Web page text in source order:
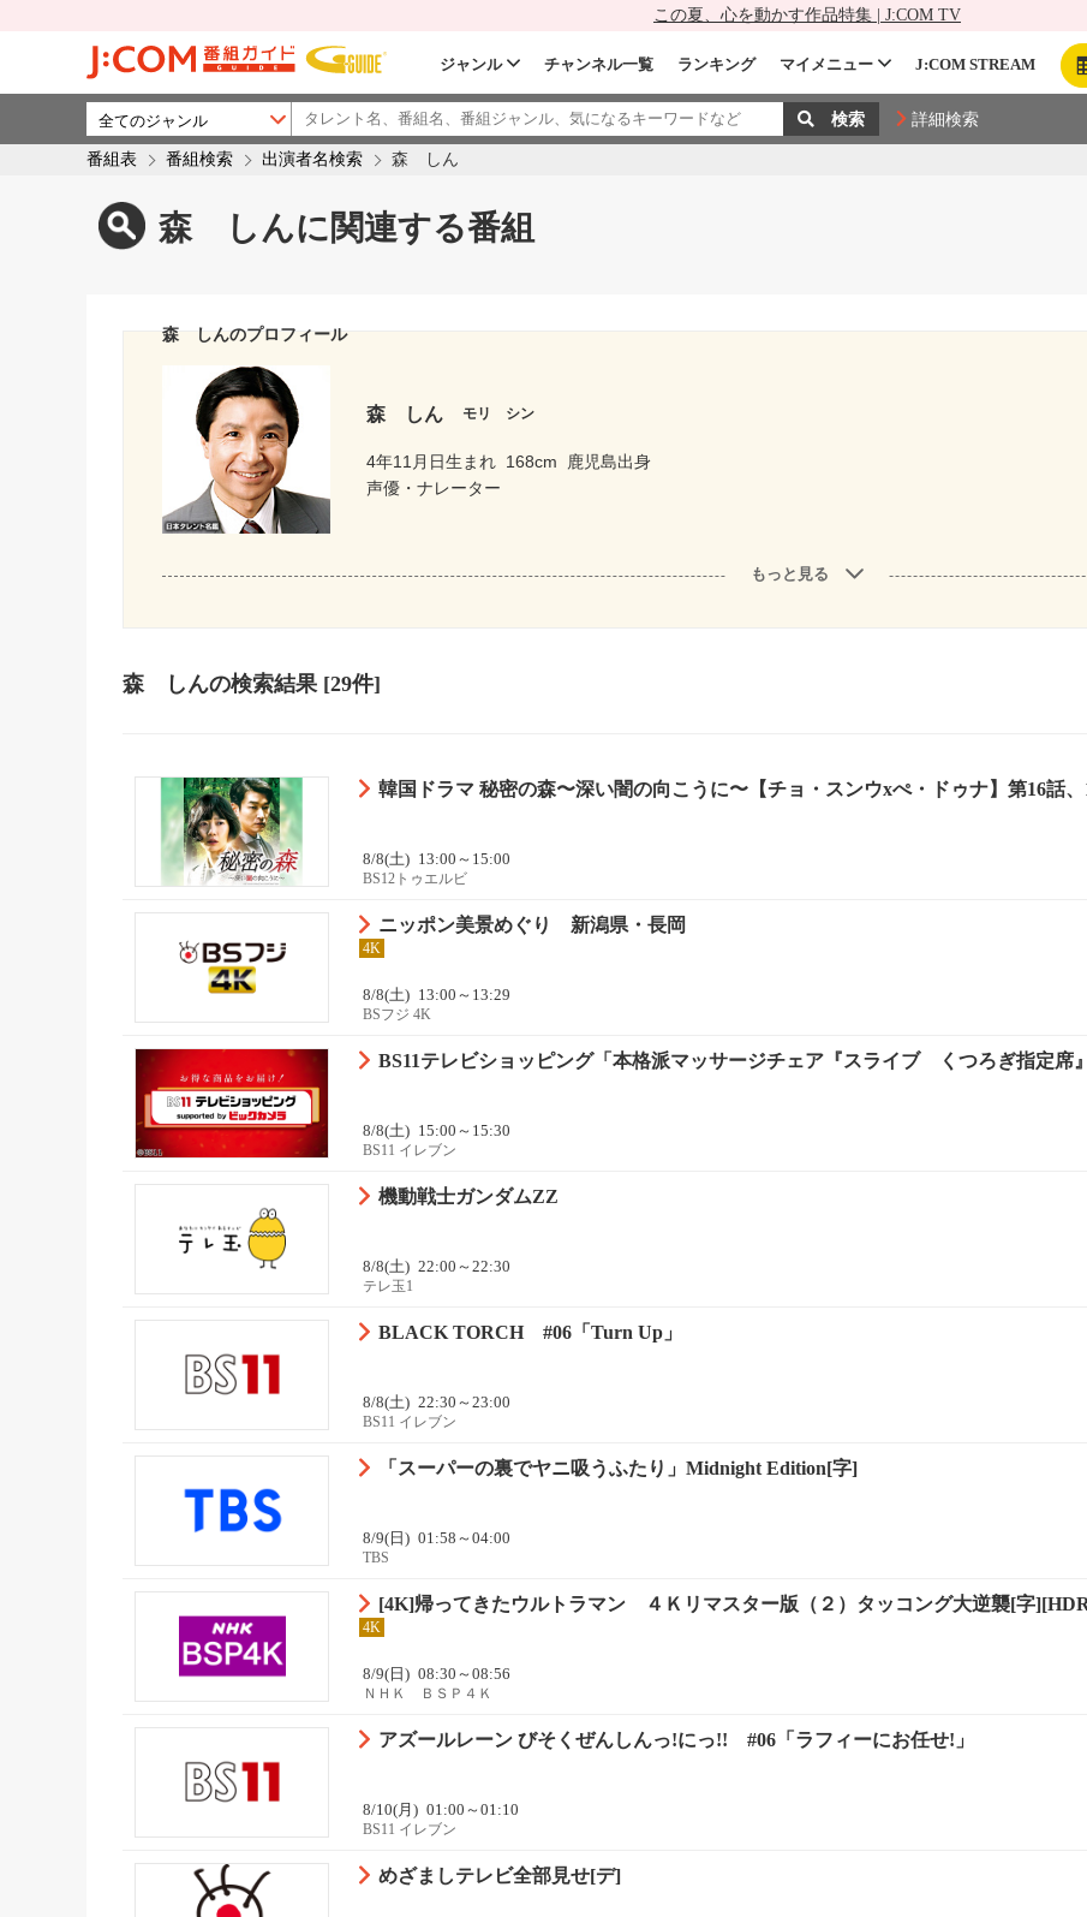
この夏、心を動かす作品特集 | J:COM TV
ジャンル チャンネル一覧 ランキング マイメニュー J:COM STREAM
詳細検索
番組表 番組検索 出演者名検索 森 しん
森 しんに関連する番組
森 しんのプロフィール
森 しん モリ シン
4年11月日生まれ 168cm
鹿児島出身
声優・ナレーター
もっと見る
森 しんの検索結果 [29件]
韓国ドラマ 秘密の森〜深い闇の向こうに〜【チョ・スンウxぺ・ドゥナ】第16話、
8/8(土) 13:00～15:00
BS12トゥエルビ
ニッポン美景めぐり 新潟県・長岡
4K
8/8(土) 13:00～13:29
BSフジ 4K
BS11テレビショッピング「本格派マッサージチェア『スライブ くつろぎ指定席』
8/8(土) 15:00～15:30
BS11 イレブン
機動戦士ガンダムZZ
8/8(土) 22:00～22:30
テレ玉1
BLACK TORCH #06「Turn Up」
8/8(土) 22:30～23:00
BS11 イレブン
「スーパーの裏でヤニ吸うふたり」Midnight Edition[字]
8/9(日) 01:58～04:00
TBS
[4K]帰ってきたウルトラマン ４Ｋリマスター版（２）タッコング大逆襲[字
4K
8/9(日) 08:30～08:56
ＮＨＫ ＢＳＰ４Ｋ
アズールレーン びそくぜんしんっ!にっ!! #06「ラフィーにお任せ!」
8/10(月) 01:00～01:10
BS11 イレブン
めざましテレビ全部見せ[デ]